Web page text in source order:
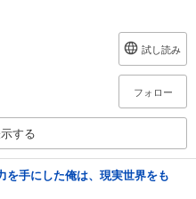
試し読み
フォロー
する
を手にした俺は、現実世界をも